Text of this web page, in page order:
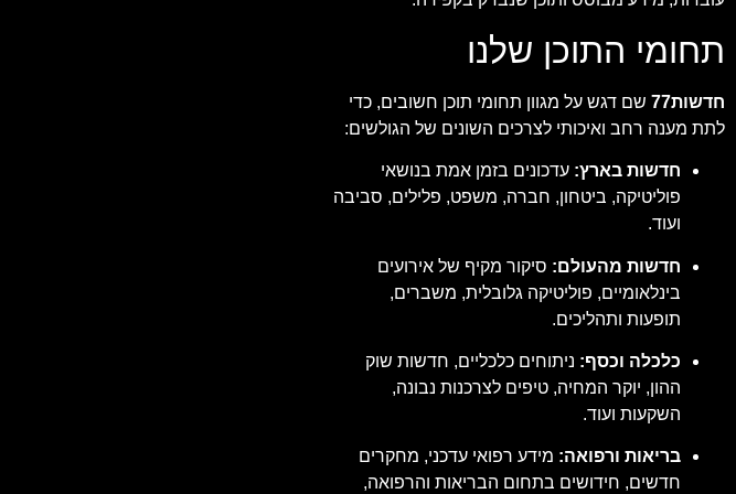
תחומי התוכן שלנו
חדשות77
שם דגש על מגוון תחומי תוכן חשובים, כדי
לתת מענה רחב ואיכותי לצרכים השונים של הגולשים:
חדשות בארץ: עדכונים בזמן אמת בנושאי
פוליטיקה, ביטחון, חברה, משפט, פלילים, סביבה
ועוד.
חדשות מהעולם: סיקור מקיף של אירועים
בינלאומיים, פוליטיקה גלובלית, משברים,
תופעות ותהליכים.
כלכלה וכסף: ניתוחים כלכליים, חדשות שוק
ההון, יוקר המחיה, טיפים לצרכנות נבונה,
השקעות ועוד.
בריאות ורפואה: מידע רפואי עדכני, מחקרים
חדשים, חידושים בתחום הבריאות והרפואה,